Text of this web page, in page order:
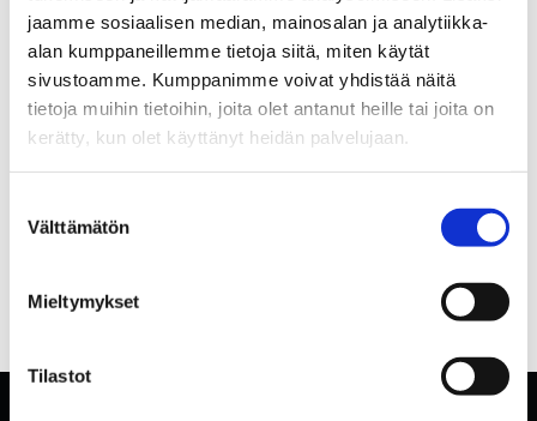
jaamme sosiaalisen median, mainosalan ja analytiikka-
alan kumppaneillemme tietoja siitä, miten käytät
sivustoamme. Kumppanimme voivat yhdistää näitä
tietoja muihin tietoihin, joita olet antanut heille tai joita on
kerätty, kun olet käyttänyt heidän palvelujaan.
valinta
Välttämätön
Mieltymykset
Tilastot